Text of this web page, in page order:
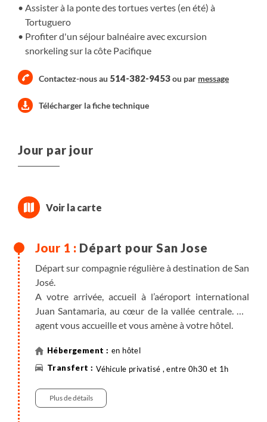
Assister à la ponte des tortues vertes (en été) à
Tortuguero
Profiter d'un séjour balnéaire avec excursion
snorkeling sur la côte Pacifique
Contactez-nous au 514-382-9453ou par message
Télécharger la fiche technique
Jour par jour
Départ pour San Jose
Départ sur compagnie régulière à destination de San
José.
A votre arrivée, accueil à l’aéroport international
Juan Santamaria, au cœur de la vallée centrale. Un
agent vous accueille et vous amène à votre hôtel.
les détails logistiques de votre voyage.
en hôtel
Véhicule privatisé , entre 0h30 et 1h
Plus de détails